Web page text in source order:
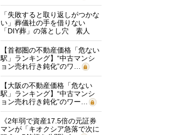
「失敗すると取り返しがつかな
い」葬儀社の手を借りない
「DIY葬」の落とし穴 素人
に…
【首都圏の不動産価格「危ない
駅」ランキング】“中古マンシ
ョン売れ行き鈍化”のワ…
【大阪の不動産価格「危ない
駅」ランキング】“中古マンシ
ョン売れ行き鈍化”のワー…
《2年弱で資産17.5倍の元証券
マンが「キオクシア急落で次に